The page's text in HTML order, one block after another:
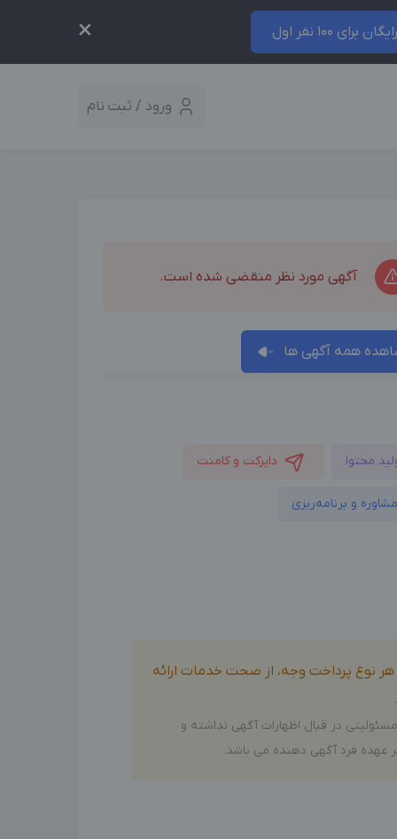
رایگان برای 100 نفر اول ×
ورود / ثبت نام
آگهی مورد نظر منقضی شده است.
همه آگهی ها
محتوا دایرکت و کامنت
مشاوره و برنامه‌ریزی
نوع پرداخت وجه، از صحت خدمات ارائه
در قبال اظهارات آگهی نداشته و
عهده فرد آگهی دهنده می باشد.